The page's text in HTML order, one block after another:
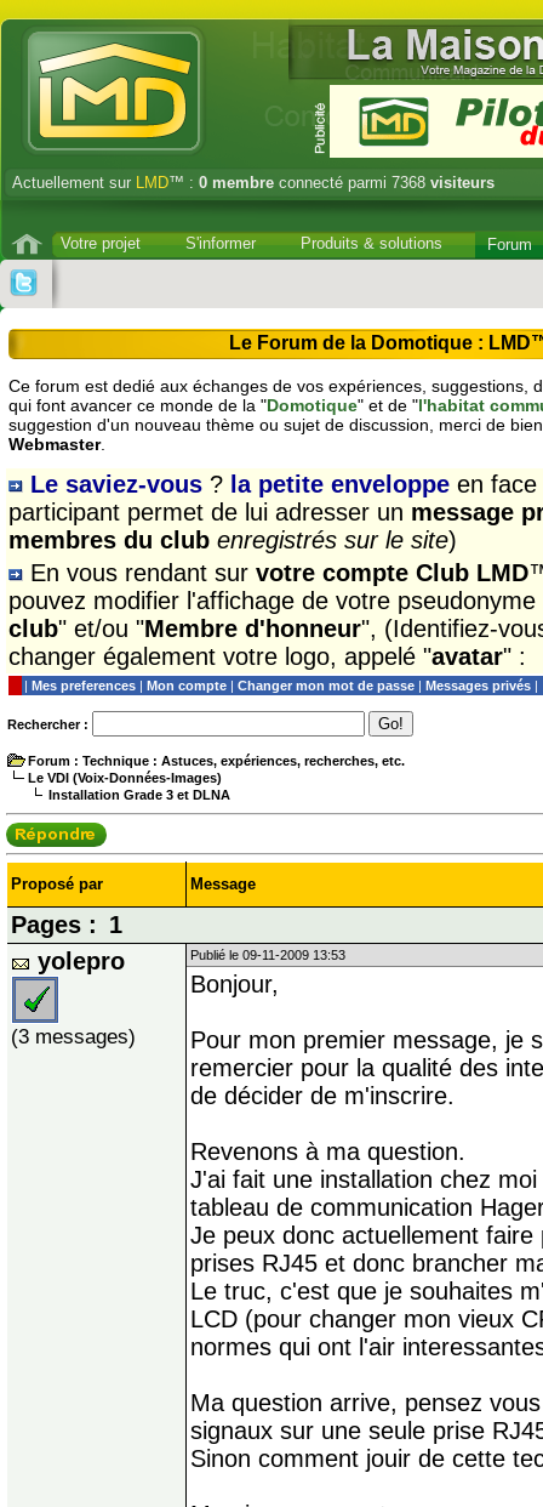
Actuellement sur LMD™ : 0 membre connecté parmi 7368 visiteurs
Votre projet S'informer Produits & solutions Forum
Le Forum de la Domotique :
Ce forum est dedié aux échanges de vos expériences, suggestions,
qui font avancer ce monde de la "Domotique" et de "l'habitat
suggestion d'un nouveau thème ou sujet de discussion, merci de
Webmaster.
Le saviez-vous ? la petite enveloppe en
participant permet de lui adresser un message
membres du club enregistrés sur le site)
En vous rendant sur votre compte Club LMD
pouvez modifier l'affichage de votre
club" et/ou "Membre d'honneur", (Identifiez-
changer également votre logo, appelé "avatar" :
| Mes preferences | Mon compte | Changer mon mot de passe | Messages privés |
Rechercher :
Forum : Technique : Astuces, expériences, recherches, etc.
Le VDI (Voix-Données-Images)
Installation Grade 3 et DLNA
Proposé par Message
Pages : 1
yolepro
(3 messages)
Publié le 09-11-2009 13:53
Bonjour,
Pour mon premier message, je
remercier pour la qualité des
de décider de m'inscrire.
Revenons à ma question.
J'ai fait une installation chez
tableau de communication
Je peux donc actuellement
prises RJ45 et donc brancher
Le truc, c'est que je souhaites
LCD (pour changer mon vieux
normes qui ont l'air
Ma question arrive, pensez
signaux sur une seule prise
Sinon comment jouir de cette